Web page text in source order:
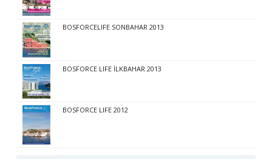
BOSFORCELIFE SONBAHAR 2013
BOSFORCE LIFE İLKBAHAR 2013
BOSFORCE LIFE 2012